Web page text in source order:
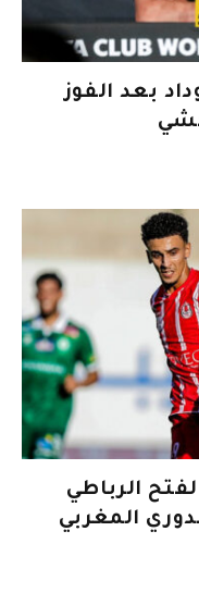
بعد الفوز
الرباطي
المغربي